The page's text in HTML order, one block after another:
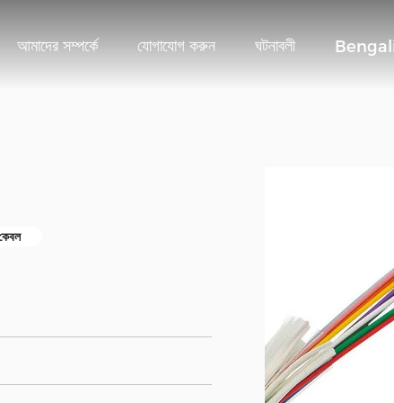
আমাদের সম্পর্কে যোগাযোগ করুন ঘটনাবলী